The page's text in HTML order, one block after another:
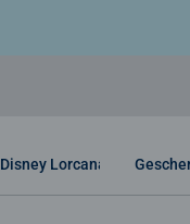
Disney Lorcana